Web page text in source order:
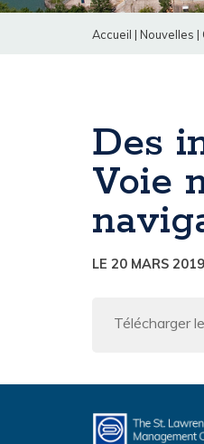
Accueil | Nouvelles |
Des
Voie
LE 20 MARS 2019
Télécharger